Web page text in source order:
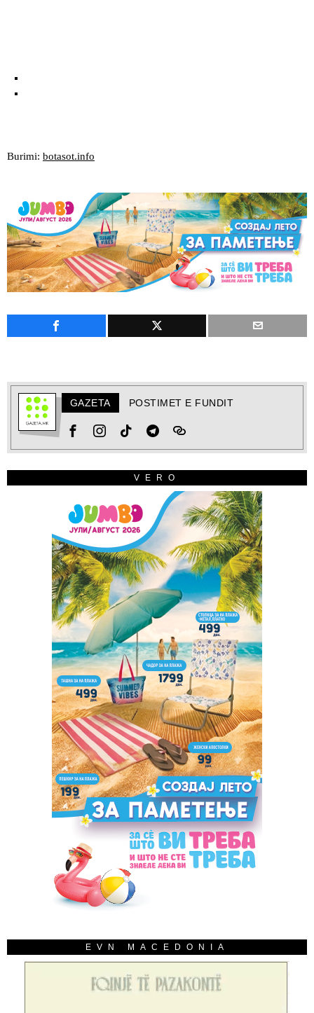
Burimi: botasot.info
GAZETA POSTIMET E FUNDIT
VERO
EVN MACEDONIA